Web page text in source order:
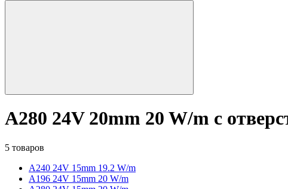
A280 24V 20mm 20 W/m с
5 товаров
A240 24V 15mm 19.2 W/m
A196 24V 15mm 20 W/m